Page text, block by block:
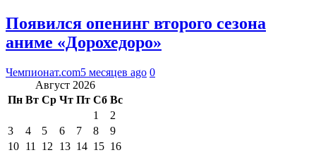
Появился опенинг второго сезона
аниме «Дорохедоро»
Чемпионат.com5 месяцев ago 0
Август 2026
Пн Вт Ср Чт Пт Сб Вс
1
2
3
4 5 6 7 8
9
10 11 12 13 14 15 16